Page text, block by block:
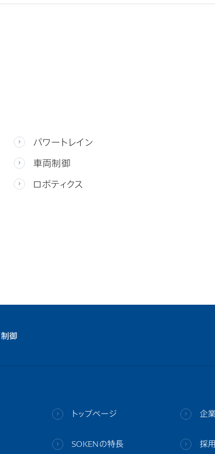
パワートレイン
車両制御
ロボティクス
御
トップページ 企
SOKENの特長 採